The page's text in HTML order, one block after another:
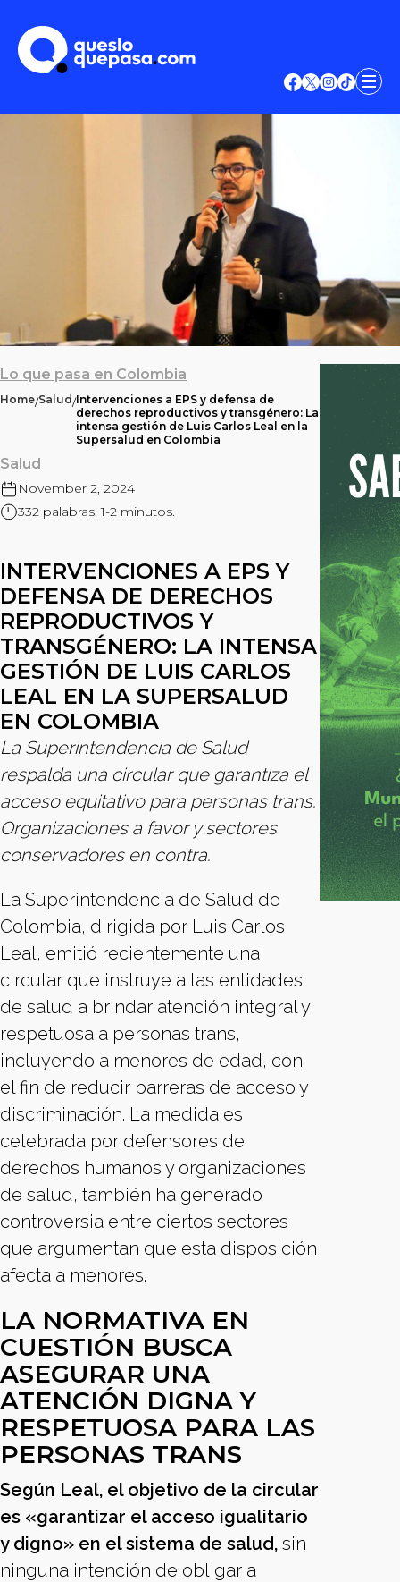
Lo que pasa en Colombia
Home/Salud/Intervenciones a EPS y defensa de
derechos reproductivos y transgénero: La
intensa gestión de Luis Carlos Leal en la
Supersalud en Colombia
Salud
November 2, 2024
332 palabras. 1-2 minutos.
INTERVENCIONES A EPS Y
DEFENSA DE DERECHOS
REPRODUCTIVOS Y
TRANSGÉNERO: LA INTENSA
GESTIÓN DE LUIS CARLOS
LEAL EN LA SUPERSALUD
EN COLOMBIA
La Superintendencia de Salud
respalda una circular que garantiza el
acceso equitativo para personas trans.
Organizaciones a favor y sectores
conservadores en contra.
La Superintendencia de Salud de
Colombia, dirigida por Luis Carlos
Leal, emitió recientemente una
circular que instruye a las entidades
de salud a brindar atención integral y
respetuosa a personas trans,
incluyendo a menores de edad, con
el fin de reducir barreras de acceso y
discriminación. La medida es
celebrada por defensores de
derechos humanos y organizaciones
de salud, también ha generado
controversia entre ciertos sectores
que argumentan que esta disposición
afecta a menores.
LA NORMATIVA EN
CUESTIÓN BUSCA
ASEGURAR UNA
ATENCIÓN DIGNA Y
RESPETUOSA PARA LAS
PERSONAS TRANS
Según Leal, el objetivo de la circular
es «garantizar el acceso igualitario
y digno» en el sistema de salud, sin
ninguna intención de obligar a